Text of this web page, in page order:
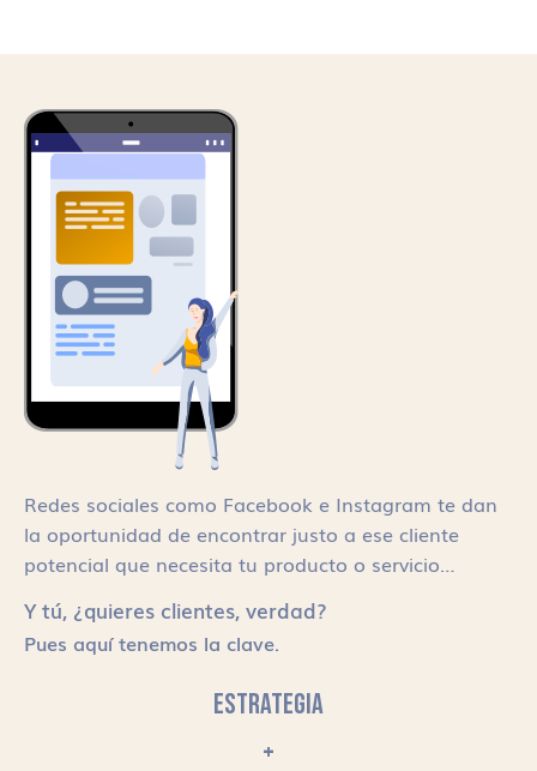
Redes sociales como Facebook e Instagram te dan
la oportunidad de encontrar justo a ese cliente
potencial que necesita tu producto o servicio…
Y tú, ¿quieres clientes, verdad?
Pues aquí tenemos la clave.
ESTRATEGIA
+